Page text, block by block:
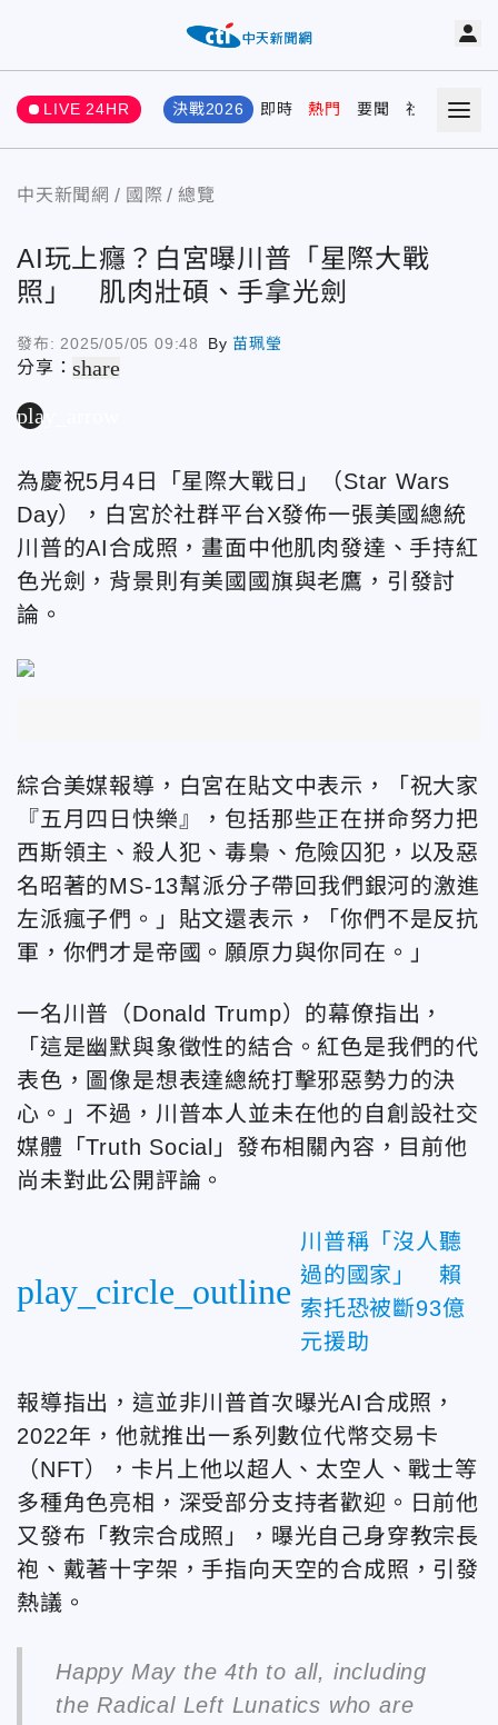
LIVE 24HR 決戰2026 即時 熱門 要聞 社會 娛樂
中天新聞網 國際 總覽
AI玩上癮？白宮曝川普「星際大戰
照」 肌肉壯碩、手拿光劍
發布: 2025/05/05 09:48 By 苗珮瑩
分享：share
play_arrow
為慶祝5月4日「星際大戰日」（Star Wars
Day），白宮於社群平台X發佈一張美國總統
川普的AI合成照，畫面中他肌肉發達、手持紅
色光劍，背景則有美國國旗與老鷹，引發討
論。
綜合美媒報導，白宮在貼文中表示，「祝大家
『五月四日快樂』，包括那些正在拼命努力把
西斯領主、殺人犯、毒梟、危險囚犯，以及惡
名昭著的MS-13幫派分子帶回我們銀河的激進
左派瘋子們。」貼文還表示，「你們不是反抗
軍，你們才是帝國。願原力與你同在。」
一名川普（Donald Trump）的幕僚指出，
「這是幽默與象徵性的結合。紅色是我們的代
表色，圖像是想表達總統打擊邪惡勢力的決
心。」不過，川普本人並未在他的自創設社交
媒體「Truth Social」發布相關內容，目前他
尚未對此公開評論。
play_circle_outline
川普稱「沒人聽
過的國家」 賴
索托恐被斷93億
元援助
報導指出，這並非川普首次曝光AI合成照，
2022年，他就推出一系列數位代幣交易卡
（NFT），卡片上他以超人、太空人、戰士等
多種角色亮相，深受部分支持者歡迎。日前他
又發布「教宗合成照」，曝光自己身穿教宗長
袍、戴著十字架，手指向天空的合成照，引發
熱議。
Happy May the 4th to all, including
the Radical Left Lunatics who are